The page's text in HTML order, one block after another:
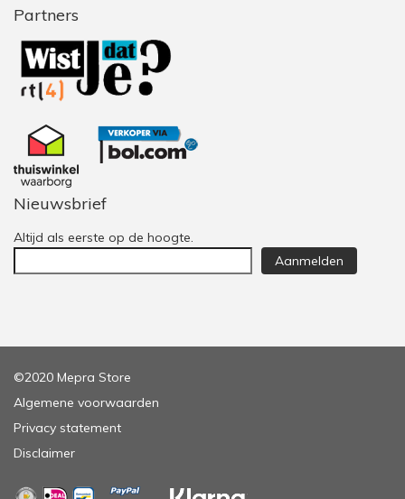
Partners
Nieuwsbrief
Altijd als eerste op de hoogte.
Aanmelden
©2020 Mepra Store
Algemene voorwaarden
Privacy statement
Disclaimer